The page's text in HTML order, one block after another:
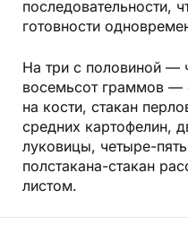
последовательности,
готовности
На три с половиной —
восемьсот граммов —
на кости, стакан
средних картофелин,
луковицы, четыре-
полстакана-стакан
листом.